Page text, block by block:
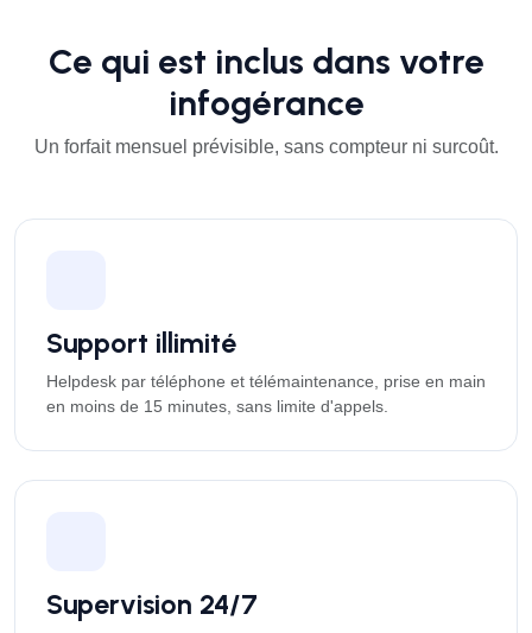
Ce qui est inclus dans votre
infogérance
Un forfait mensuel prévisible, sans compteur ni surcoût.
Support illimité
Helpdesk par téléphone et télémaintenance, prise en main
en moins de 15 minutes, sans limite d'appels.
Supervision 24/7